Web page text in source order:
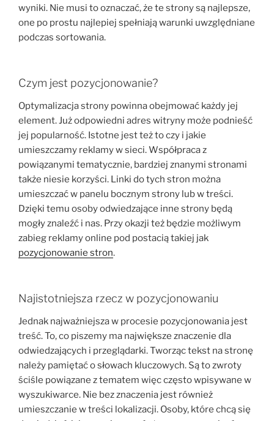
wyniki. Nie musi to oznaczać, że te strony są najlepsze,
one po prostu najlepiej spełniają warunki uwzględniane
podczas sortowania.
Czym jest pozycjonowanie?
Optymalizacja strony powinna obejmować każdy jej
element. Już odpowiedni adres witryny może podnieść
jej popularność. Istotne jest też to czy i jakie
umieszczamy reklamy w sieci. Współpraca z
powiązanymi tematycznie, bardziej znanymi stronami
także niesie korzyści. Linki do tych stron można
umieszczać w panelu bocznym strony lub w treści.
Dzięki temu osoby odwiedzające inne strony będą
mogły znaleźć i nas. Przy okazji też będzie możliwym
zabieg reklamy online pod postacią takiej jak
pozycjonowanie stron.
Najistotniejsza rzecz w pozycjonowaniu
Jednak najważniejsza w procesie pozycjonowania jest
treść. To, co piszemy ma największe znaczenie dla
odwiedzających i przeglądarki. Tworząc tekst na stronę
należy pamiętać o słowach kluczowych. Są to zwroty
ściśle powiązane z tematem więc często wpisywane w
wyszukiwarce. Nie bez znaczenia jest również
umieszczanie w treści lokalizacji. Osoby, które chcą się